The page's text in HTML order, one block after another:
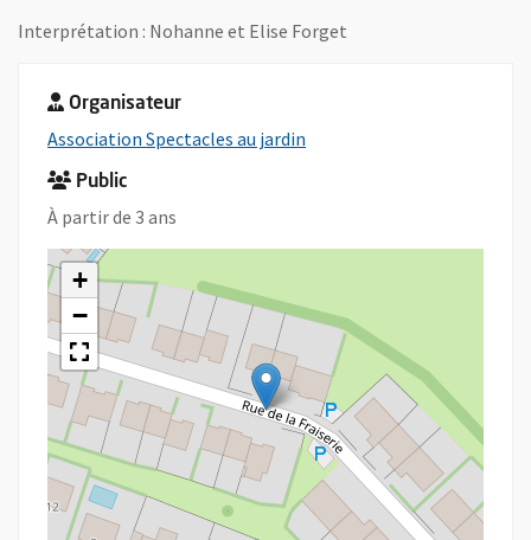
Interprétation : Nohanne et Elise Forget
Organisateur
Association Spectacles au jardin
Public
À partir de 3 ans
+
−